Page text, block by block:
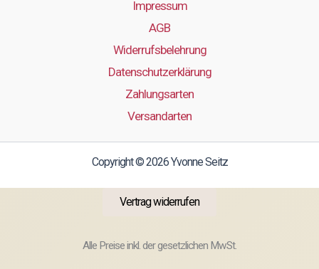
Impressum
AGB
Widerrufsbelehrung
Datenschutzerklärung
Zahlungsarten
Versandarten
Copyright © 2026 Yvonne Seitz
Vertrag widerrufen
Alle Preise inkl. der gesetzlichen MwSt.